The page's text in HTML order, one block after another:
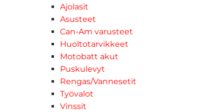
Ajolasit
Asusteet
Can-Am varusteet
Huoltotarvikkeet
Motobatt akut
Puskulevyt
Rengas/Vannesetit
Työvalot
Vinssit